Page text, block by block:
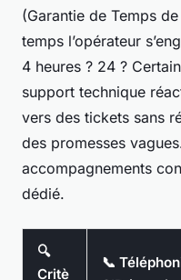
(Garantie de Temps
temps l’opérateur
4 heures ? 24 ?
support technique
vers des tickets sans
des promesses
accompagnements
dédié.
🔍
Critè
📞